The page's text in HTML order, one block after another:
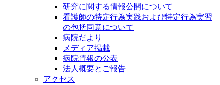
研究に関する情報公開について
看護師の特定行為実践および特定行為実習
の包括同意について
病院だより
メディア掲載
病院情報の公表
法人概要とご報告
アクセス